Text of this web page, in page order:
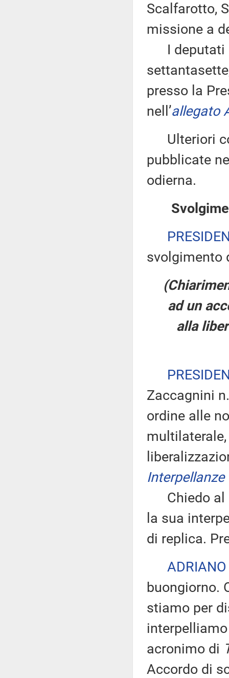
Scalfarotto,
missione a
I deputati
presso la
nell’allegato
Ulteriori
pubblicate
odierna.
svolgimento
ad un
alla
Zaccagnini
ordine alle
Chiedo al
la sua
di replica.
buongiorno.
stiamo per
acronimo di
Accordo di